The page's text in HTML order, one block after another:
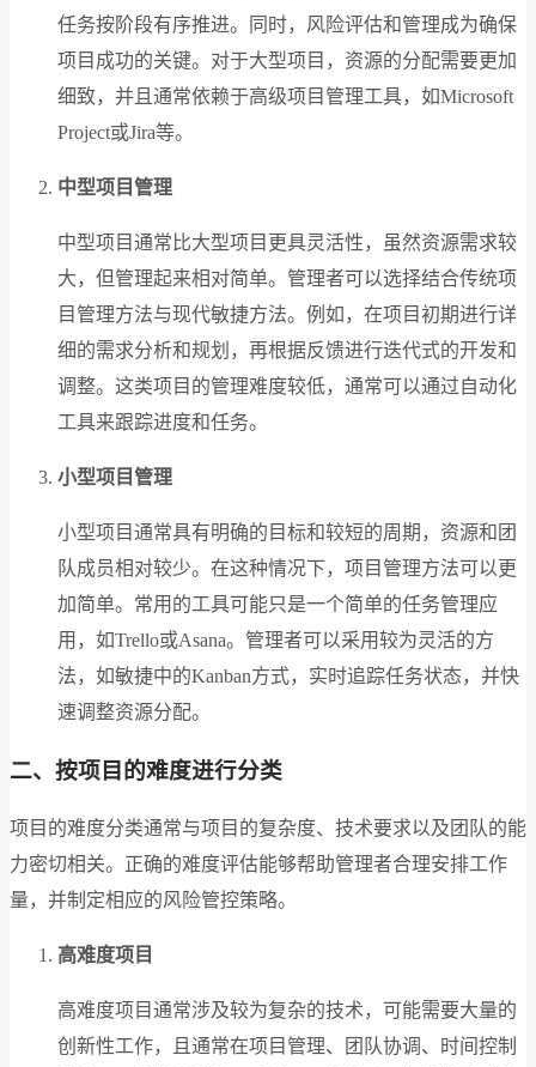
任务按阶段有序推进。同时，风险评估和管理成为确保
项目成功的关键。对于大型项目，资源的分配需要更加
细致，并且通常依赖于高级项目管理工具，如Microsoft
Project或Jira等。
中型项目管理
中型项目通常比大型项目更具灵活性，虽然资源需求较
大，但管理起来相对简单。管理者可以选择结合传统项
目管理方法与现代敏捷方法。例如，在项目初期进行详
细的需求分析和规划，再根据反馈进行迭代式的开发和
调整。这类项目的管理难度较低，通常可以通过自动化
工具来跟踪进度和任务。
小型项目管理
小型项目通常具有明确的目标和较短的周期，资源和团
队成员相对较少。在这种情况下，项目管理方法可以更
加简单。常用的工具可能只是一个简单的任务管理应
用，如Trello或Asana。管理者可以采用较为灵活的方
法，如敏捷中的Kanban方式，实时追踪任务状态，并快
速调整资源分配。
二、按项目的难度进行分类
项目的难度分类通常与项目的复杂度、技术要求以及团队的能
力密切相关。正确的难度评估能够帮助管理者合理安排工作
量，并制定相应的风险管控策略。
高难度项目
高难度项目通常涉及较为复杂的技术，可能需要大量的
创新性工作，且通常在项目管理、团队协调、时间控制